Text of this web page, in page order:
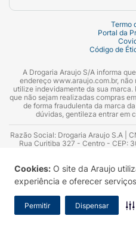
Cookies: O site da Araujo
experiência e oferecer
Permitir Dispensar
Termo
Portal da
Código de
A Drogaria Araujo S/A informa
endereço www.araujo.com.br,
utilize indevidamente da sua
que não sejam realizadas compras
de forma fraudulenta da marca
dúvidas, gentileza entrar em
Razão Social: Drogaria Araujo S.A |
Rua Curitiba 327 - Centro - CEP:
Azevedo Guimarães – CRF 10.965 |
Consultor substituto: Thiago
Sanitário: 2025020713 | Autorização